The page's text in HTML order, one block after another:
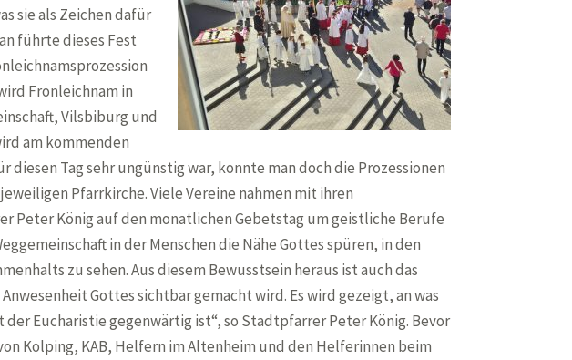
sie als Zeichen dafür
führte dieses Fest
Fronleichnam in
Vilsbiburg und
am kommenden
Tag sehr ungünstig war, konnte man doch die Prozessionen
Pfarrkirche. Viele Vereine nahmen mit ihren
Peter König auf den monatlichen Gebetstag um geistliche Berufe
in der Menschen die Nähe Gottes spüren, in den
zu sehen. Aus diesem Bewusstsein heraus ist auch das
Gottes sichtbar gemacht wird. Es wird gezeigt, an was
Eucharistie gegenwärtig ist“, so Stadtpfarrer Peter König. Bevor
Kolping, KAB, Helfern im Altenheim und den Helferinnen beim